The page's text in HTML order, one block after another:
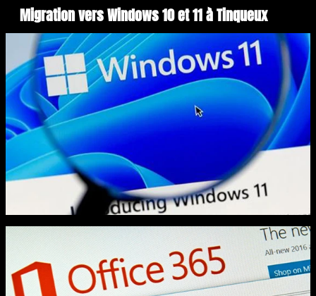
Migration vers Windows 10 et 11 à Tinqueux